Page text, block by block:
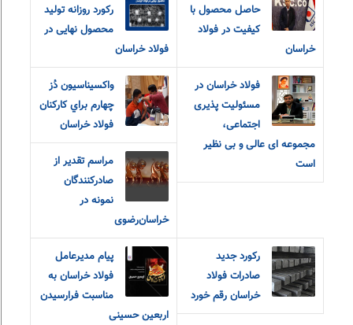
حاصل محصول با
کیفیت در فولاد
خراسان
رکورد روزانه تولید
محصول نهایی در
فولاد خراسان
فولاد خراسان در
مسئولیت پذیری
اجتماعی،
مجموعه ای عالی و بی نظیر
است
واکسيناسيون دُز
چهارم براي کارکنان
فولاد خراسان
مراسم تقدیر از
صادرکنندگان
نمونه در
خراسان‌رضوی
رکورد جدید
صادرات فولاد
خراسان رقم خورد
پیام مدیرعامل
فولاد خراسان به
مناسبت فرارسیدن
اربعین حسینی